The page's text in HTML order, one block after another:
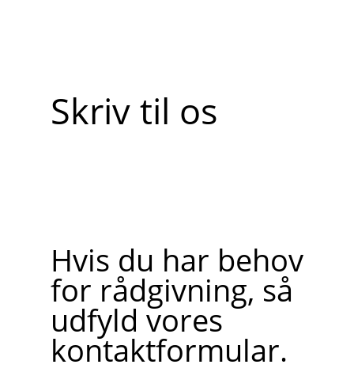
Skriv til os
Hvis du har behov
for rådgivning, så
udfyld vores
kontaktformular.